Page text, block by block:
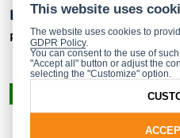
PERGOLA SOLID
Pergola – produs finit
This website uses
The website uses cookies to
GDPR Policy.
You can consent to the use of
"Accept all" button or adjust the
selecting the "Customize" option.